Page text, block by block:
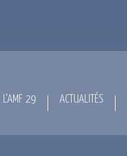
L’AMF 29 ACTUALITÉS